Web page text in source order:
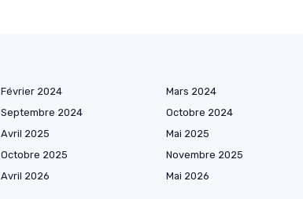
Février 2024 Mars 2024
Septembre 2024 Octobre 2024
Avril 2025 Mai 2025
Octobre 2025 Novembre 2025
Avril 2026 Mai 2026